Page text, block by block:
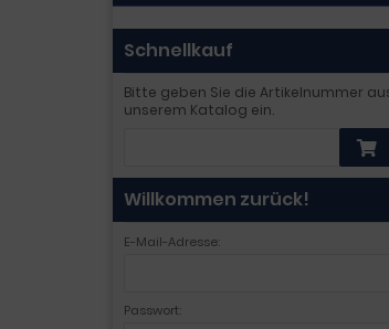
Schnellkauf
Bitte geben Sie die Artikelnummer
unserem Katalog ein.
Willkommen zurück!
E-Mail-Adresse:
Passwort: